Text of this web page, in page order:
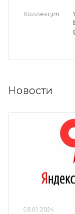
Коллекция
Новости
08.01.2024